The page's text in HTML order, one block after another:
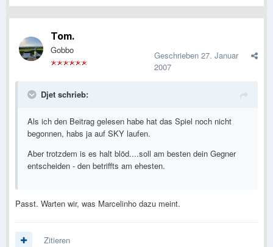
Tom.
Gobbo Geschrieben 27. Januar
2007
Djet schrieb:
Als ich den Beitrag gelesen habe hat das Spiel noch nicht
begonnen, habs ja auf SKY laufen.
Aber trotzdem is es halt blöd....soll am besten dein Gegner
entscheiden - den betriffts am ehesten.
Passt. Warten wir, was Marcelinho dazu meint.
Zitieren